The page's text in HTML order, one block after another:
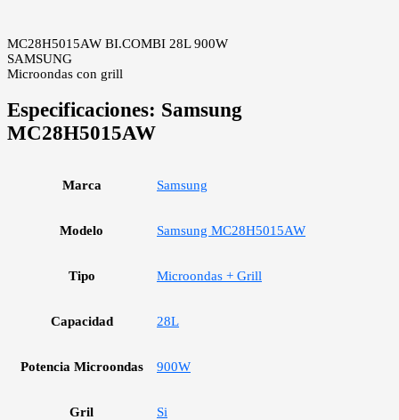
MC28H5015AW BI.COMBI 28L 900W
SAMSUNG
Microondas con grill
Especificaciones: Samsung
MC28H5015AW
Marca Samsung
Modelo Samsung MC28H5015AW
Tipo Microondas + Grill
Capacidad 28L
Potencia Microondas 900W
Gril Si